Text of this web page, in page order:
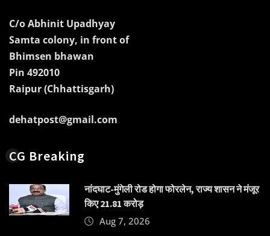
C/o Abhinit Upadhyay
Samta colony, in front of
Bhimsen bhawan
Pin 492010
Raipur (Chhattisgarh)
dehatpost@gmail.com
CG Breaking
नांदघाट-मुंगेली रोड होगा फोरलेन, राज्य शासन ने मंजूर
किए 21.81 करोड़
Aug 7, 2026